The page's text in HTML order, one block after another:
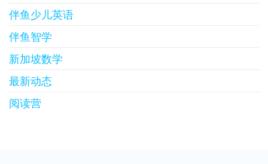
伴鱼少儿英语
伴鱼智学
新加坡数学
最新动态
阅读营